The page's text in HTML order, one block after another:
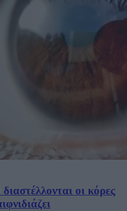
οι κόρες